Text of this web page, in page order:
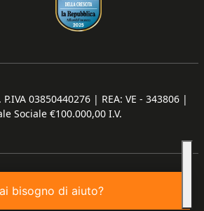
bisogno di aiuto?
03850440276 | REA: VE - 343806 |
Sociale €100.000,00 I.V.